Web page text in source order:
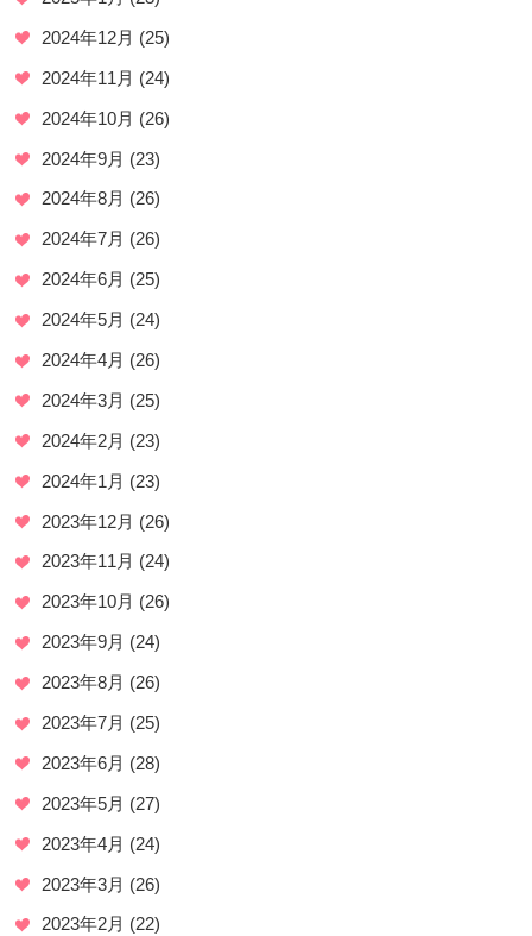
2024年12月 (25)
2024年11月 (24)
2024年10月 (26)
2024年9月 (23)
2024年8月 (26)
2024年7月 (26)
2024年6月 (25)
2024年5月 (24)
2024年4月 (26)
2024年3月 (25)
2024年2月 (23)
2024年1月 (23)
2023年12月 (26)
2023年11月 (24)
2023年10月 (26)
2023年9月 (24)
2023年8月 (26)
2023年7月 (25)
2023年6月 (28)
2023年5月 (27)
2023年4月 (24)
2023年3月 (26)
2023年2月 (22)